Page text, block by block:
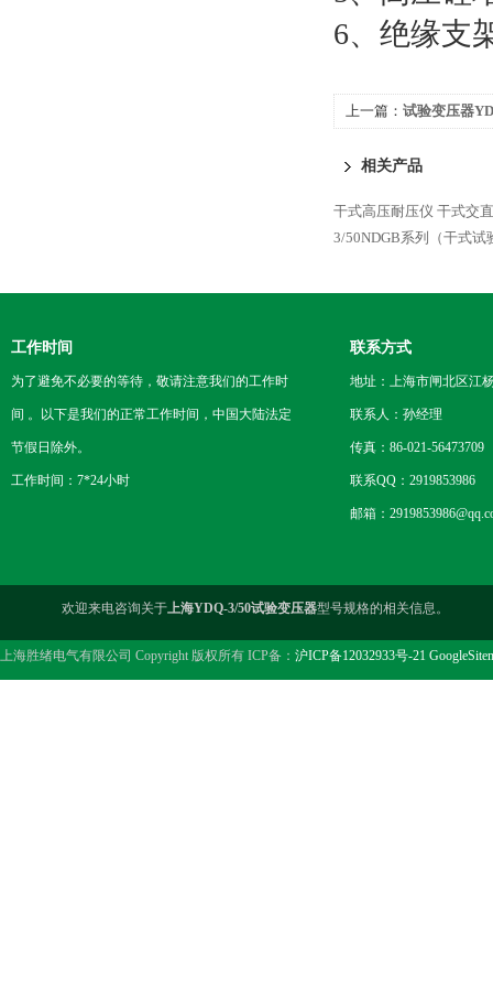
6、绝缘支
上一篇： 试验变压器
相关产品
干式高压耐压仪 干式交
3/50NDGB系列（干式试
工作时间
为了避免不必要的等待，敬请注意我们的工作时
间 。以下是我们的正常工作时间，中国大陆法定
节假日除外。
工作时间：7*24小时
联系方式
地址：上海市闸北区江
联系人：孙经理
传真：86-021-56473709
联系QQ：2919853986
邮箱：
欢迎来电咨询关于上海YDQ-3/50试验变压器型号规格的相关信息。
上海胜绪电气有限公司 Copyright 版权所有 ICP备： 沪ICP备12032933号-21